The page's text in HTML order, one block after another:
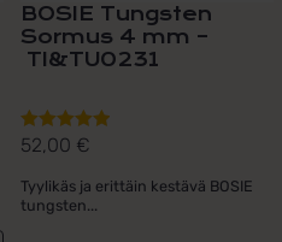
BOSIE Tungsten
Sormus 4 mm –
TI&TU0231
Arvostelu
5.00/ 5
52,00 €
Tyylikäs ja erittäin kestävä BOSIE
tungsten...